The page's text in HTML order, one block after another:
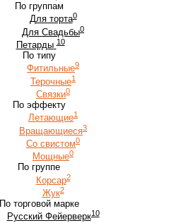
По группам
Для торта0
Для Свадьбы0
Петарды 10
По типу
Фитильные9
Терочные1
Связки0
По эффекту
Летающие1
Вращающиеся3
Со свистом0
Мощные0
По группе
Корсар2
Жук2
По торговой марке
Русский Фейерверк10